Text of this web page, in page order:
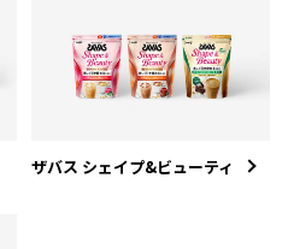
ザバス シェイプ&ビューティ